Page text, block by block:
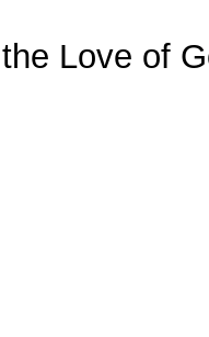
Love of